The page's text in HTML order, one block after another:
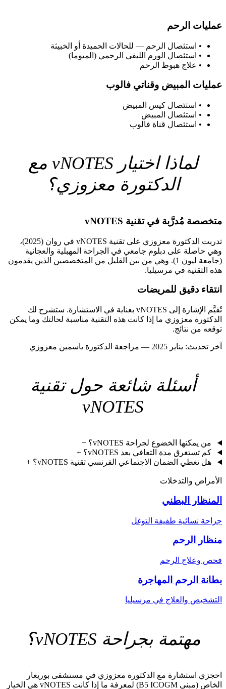
عمليات الرحم
• استئصال الرحم — للحالات الحميدة أو الخبيثة
• استئصال الورم الليفي الرحمي (الميوما)
• علاج هبوط الرحم
عمليات المبيض وقناتي فالوب
• استئصال كيس المبيض
• استئصال المبيض
• استئصال قناة فالوب
لماذا اختيار vNOTES مع
الدكتورة معزوزي؟
متخصصة مُدرَّبة في تقنية vNOTES
تدربت الدكتورة معزوزي على تقنية vNOTES في روان (2025)،
وهي حاصلة على دبلوم جامعي في الجراحة المهبلية والعجانية
(جامعة ليون 1). وهي من بين القليل من المتخصصين الذين يقدمون
هذه التقنية في مرسيليا.
انتقاء دقيق للمريضات
تُقيَّم الإشارة إلى vNOTES بعناية في الاستشارة. ستشرح لك
الدكتورة معزوزي ما إذا كانت هذه التقنية مناسبة لحالتك وما يمكن
توقعه من نتائج.
آخر تحديث: يناير 2025 — مراجعة الدكتورة ياسمين معزوزي
أسئلة شائعة حول تقنية
vNOTES
من يمكنها الخضوع لجراحة vNOTES؟
+
كم تستغرق مدة التعافي بعد vNOTES؟
+
هل تغطي الضمان الاجتماعي الفرنسي تقنية vNOTES؟
+
الأمراض والتدخلات
المنظار البطني
جراحة نسائية طفيفة التوغل
منظار الرحم
فحص وعلاج الرحم
بطانة الرحم المهاجرة
التشخيص والعلاج في مرسيليا
مهتمة بجراحة vNOTES؟
احجزي استشارة مع الدكتورة معزوزي في مستشفى بوريغار
الخاص (مبنى B5 ICOGM) لمعرفة ما إذا كانت vNOTES هي الخيار